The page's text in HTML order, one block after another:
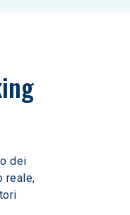
dei
reale,